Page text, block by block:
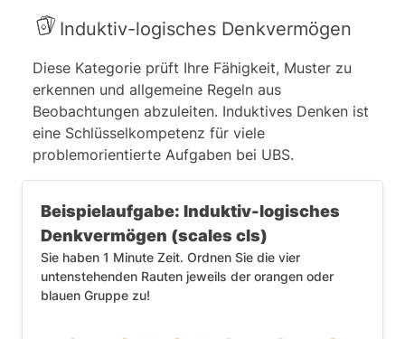
geografischen Standort von Filialen von
Registerkarte »Regionale Verteilung« an.
Die Aussage bezieht sich des Weiteren
auf Damenbekleidung. In dem
entsprechenden Absatz wird China
allerdings nicht erwähnt.
Folglich lautet die richtige Antwort:
Tipp:
Zur Antwort »unzutreffend« gelangen
Sie auf Grundlage von Informationen auf
Induktiv-logisches Denkvermögen
Diese Kategorie prüft Ihre Fähigkeit, Muster zu
erkennen und allgemeine Regeln aus
Beobachtungen abzuleiten. Induktives Denken ist
eine Schlüsselkompetenz für viele
problemorientierte Aufgaben bei UBS.
Beispielaufgabe: Induktiv-logisches
Denkvermögen (scales cls)
Sie haben 1 Minute Zeit. Ordnen Sie die vier
untenstehenden Rauten jeweils der orangen oder
blauen Gruppe zu!